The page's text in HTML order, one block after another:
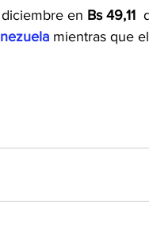
en Bs 49,11
mientras que